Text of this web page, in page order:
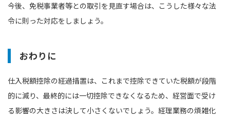
今後、免税事業者等との取引を見直す場合は、こうした様々な法
令に則った対応をしましょう。
おわりに
仕入税額控除の経過措置は、これまで控除できていた税額が段階
的に減り、最終的には一切控除できなくなるため、経営面で受け
る影響の大きさは決して小さくないでしょう。経理業務の煩雑化